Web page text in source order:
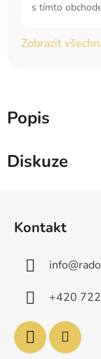
s tímto
Zobrazit
Popis
Diskuze
Kontakt
info@
+420